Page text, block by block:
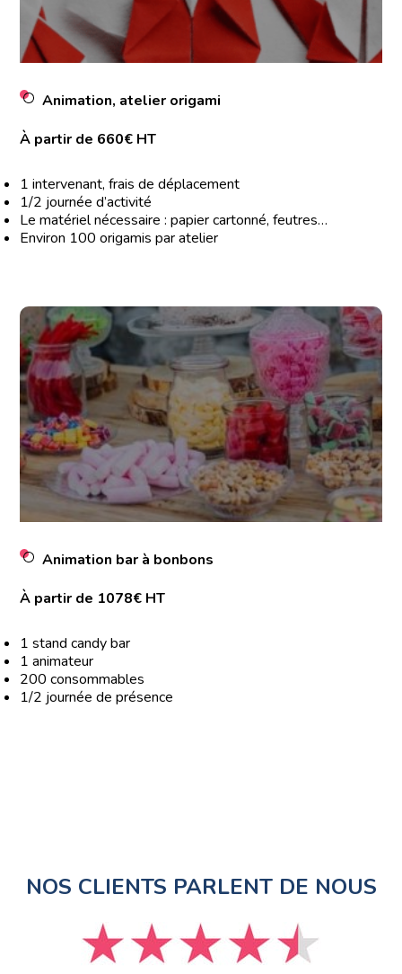
Animation, atelier origami
À partir de 660€ HT
1 intervenant, frais de déplacement
1/2 journée d’activité
Le matériel nécessaire : papier cartonné, feutres…
Environ 100 origamis par atelier
Animation bar à bonbons
À partir de 1078€ HT
1 stand candy bar
1 animateur
200 consommables
1/2 journée de présence
NOS CLIENTS PARLENT DE NOUS